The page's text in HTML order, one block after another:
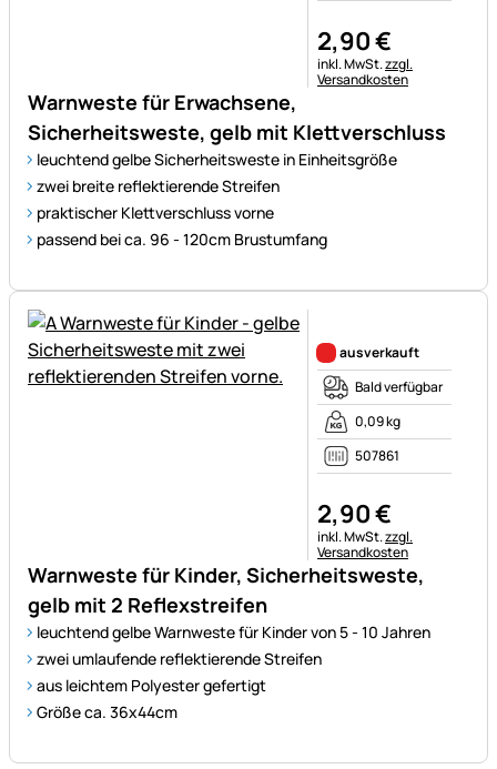
Warnweste für Erwachsene,
Sicherheitsweste, gelb mit Klettverschluss
leuchtend gelbe Sicherheitsweste in Einheitsgröße
zwei breite reflektierende Streifen
praktischer Klettverschluss vorne
passend bei ca. 96 - 120cm Brustumfang
2,90€
Steuerhinweis:
inkl. MwSt.zzgl.
Versandkosten
Warnweste für Kinder, Sicherheitsweste,
gelb mit 2 Reflexstreifen
leuchtend gelbe Warnweste für Kinder von 5 - 10 Jahren
zwei umlaufende reflektierende Streifen
aus leichtem Polyester gefertigt
Größe ca. 36x44cm
ausverkauft
Bald verfügbar
0,09 kg
507861
2,90€
Steuerhinweis:
inkl. MwSt.zzgl.
Versandkosten